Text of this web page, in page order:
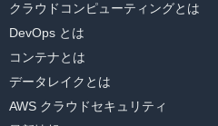
クラウドコンピューティングとは
DevOps とは
コンテナとは
データレイクとは
AWS クラウドセキュリティ